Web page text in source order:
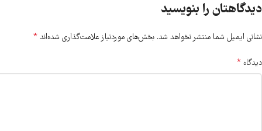
دیدگاهتان را بنویسید
نشانی ایمیل شما منتشر نخواهد شد. بخش‌های موردنیاز علامت‌گذاری شده‌اند *
دیدگاه *